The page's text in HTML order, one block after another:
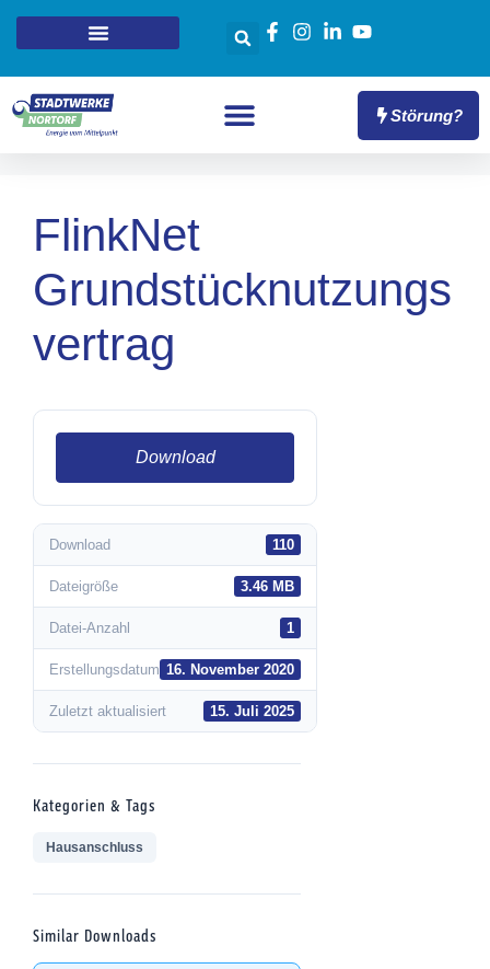
Störung?
FlinkNet
Grundstücknutzungs
vertrag
Download
Download 110
Dateigröße 3.46 MB
Datei-Anzahl 1
Erstellungsdatum 16. November 2020
Zuletzt aktualisiert 15. Juli 2025
Kategorien & Tags
Hausanschluss
Similar Downloads